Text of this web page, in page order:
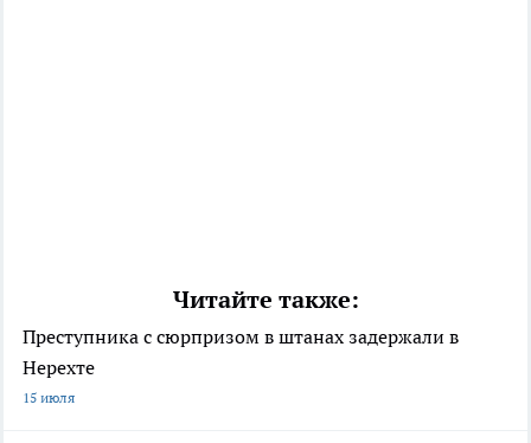
Читайте также:
Преступника с сюрпризом в штанах задержали в
Нерехте
15 июля